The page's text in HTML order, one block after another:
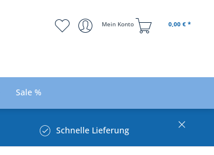
Mein Konto 0,00 € *
Sale %
Schnelle Lieferung